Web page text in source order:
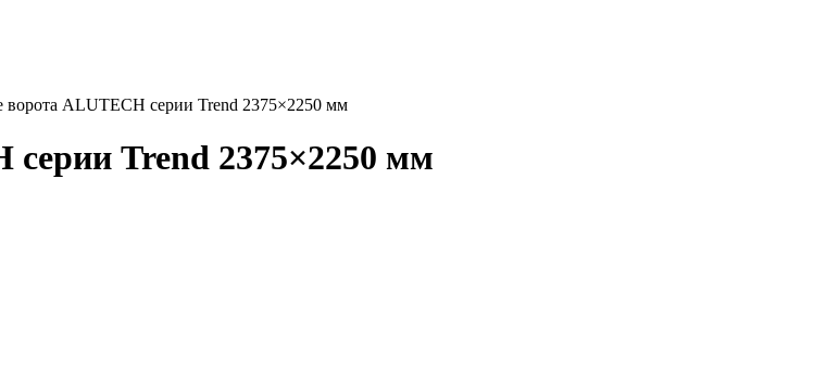
ALUTECH серии Trend 2375×2250 мм
Trend 2375×2250 мм